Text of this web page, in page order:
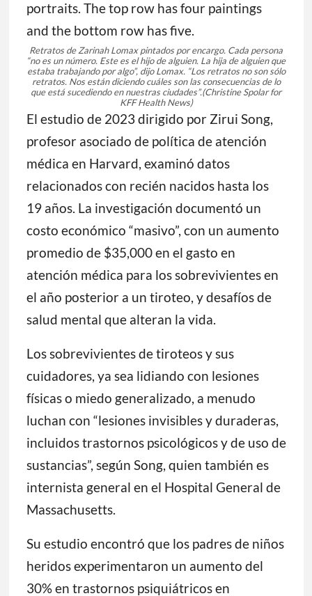
Retratos de Zarinah Lomax pintados por encargo. Cada persona
“no es un número. Este es el hijo de alguien. La hija de alguien que
estaba trabajando por algo”, dijo Lomax. “Los retratos no son sólo
retratos. Nos están diciendo cuáles son las consecuencias de lo
que está sucediendo en nuestras ciudades”.(Christine Spolar for
KFF Health News)
El estudio de 2023 dirigido por Zirui Song,
profesor asociado de política de atención
médica en Harvard, examinó datos
relacionados con recién nacidos hasta los
19 años. La investigación documentó un
costo económico “masivo”, con un aumento
promedio de $35,000 en el gasto en
atención médica para los sobrevivientes en
el año posterior a un tiroteo, y desafíos de
salud mental que alteran la vida.
Los sobrevivientes de tiroteos y sus
cuidadores, ya sea lidiando con lesiones
físicas o miedo generalizado, a menudo
luchan con “lesiones invisibles y duraderas,
incluidos trastornos psicológicos y de uso de
sustancias”, según Song, quien también es
internista general en el Hospital General de
Massachusetts.
Su estudio encontró que los padres de niños
heridos experimentaron un aumento del
30% en trastornos psiquiátricos en